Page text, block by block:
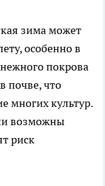
зима может
особенно в
покрова
почве, что
многих культур.
возможны
риск